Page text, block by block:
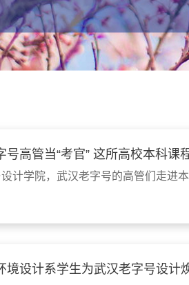
高管当“考官” 这所高校本科课
计学院，武汉老字号的高管们走进
境设计系学生为武汉老字号设计